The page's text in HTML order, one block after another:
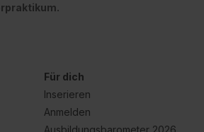
Für dich
Inserieren
Anmelden
Ausbildungsbarometer 2026